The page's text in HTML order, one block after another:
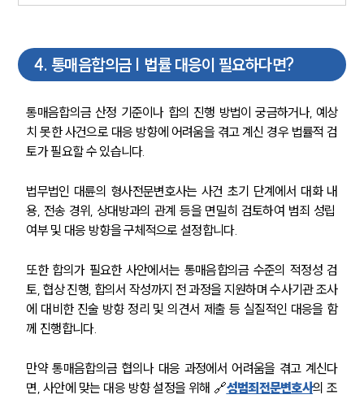
사례분석/최신동향
법률정보
법률지식인
성범죄대응부 업무
전체
성범죄전문변호사
언론보도
공지사항
4. 통매음합의금 | 법률 대응이 필요하다면?
통매음합의금 산정 기준이나 합의 진행 방법이 궁금하거나, 예상
치 못한 사건으로 대응 방향에 어려움을 겪고 계신 경우 법률적 검
토가 필요할 수 있습니다.
법무법인 대륜의 형사전문변호사는 사건 초기 단계에서 대화 내
용, 전송 경위, 상대방과의 관계 등을 면밀히 검토하여 범죄 성립
여부 및 대응 방향을 구체적으로 설정합니다.
또한 합의가 필요한 사안에서는 통매음합의금 수준의 적정성 검
토, 협상 진행, 합의서 작성까지 전 과정을 지원하며 수사기관 조사
에 대비한 진술 방향 정리 및 의견서 제출 등 실질적인 대응을 함
께 진행합니다.
만약 통매음합의금 협의나 대응 과정에서 어려움을 겪고 계신다
면, 사안에 맞는 대응 방향 설정을 위해 🔗성범죄전문변호사의 조